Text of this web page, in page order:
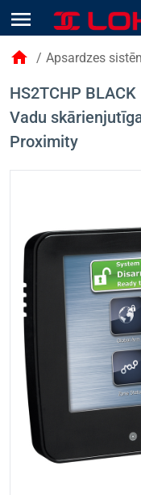
menu
home / Apsardzes
HS2TCHP BLACK
Vadu
Proximity